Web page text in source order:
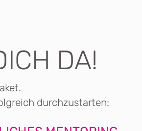
DA!
durchzu­starten: